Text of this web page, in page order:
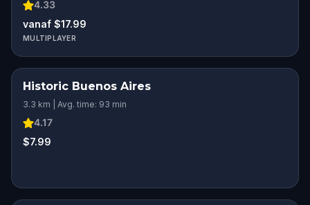
4.33
vanaf $17.99
MULTIPLAYER
Historic Buenos Aires
3.3 km | Avg. time: 93 min
4.17
$7.99